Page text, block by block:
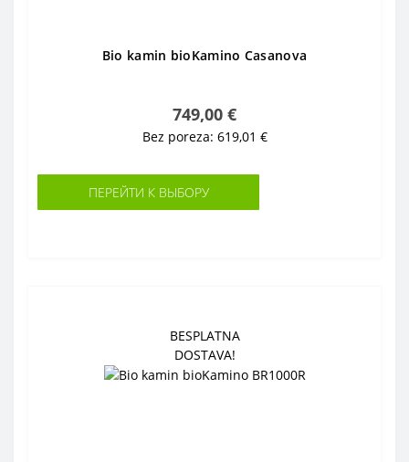
Bio kamin bioKamino Casanova
749,00 €
Bez poreza: 619,01 €
ПЕРЕЙТИ К ВЫБОРУ
BESPLATNA
DOSTAVA!